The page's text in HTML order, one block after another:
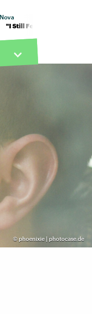
Leoniden
© phoenixie | photocase.de